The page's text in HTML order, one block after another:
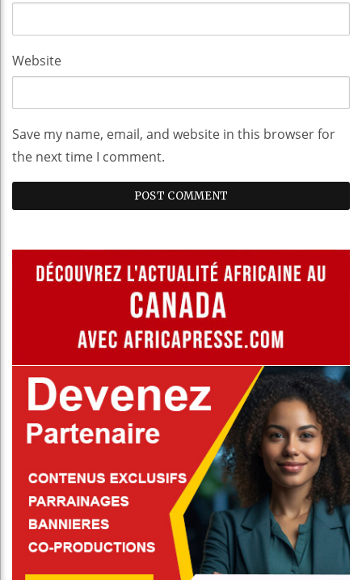
Website
Save my name, email, and website in this browser for
the next time I comment.